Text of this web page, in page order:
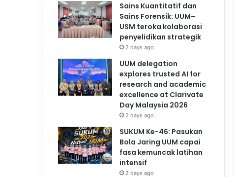
Sains Kuantitatif dan
Sains Forensik: UUM–
USM teroka kolaborasi
penyelidikan strategik
2 days ago
UUM delegation
explores trusted AI for
research and academic
excellence at Clarivate
Day Malaysia 2026
2 days ago
SUKUM Ke-46: Pasukan
Bola Jaring UUM capai
fasa kemuncak latihan
intensif
2 days ago